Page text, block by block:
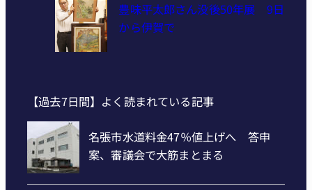
豊味平太郎さん没後50年展 9日
から伊賀で
【過去7日間】よく読まれている記事